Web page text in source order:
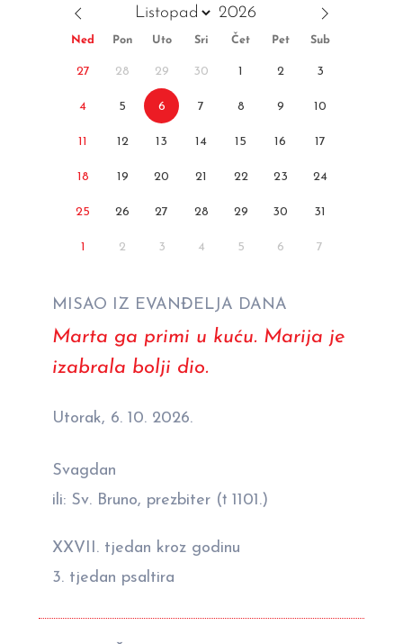
Ned Pon Uto Sri Čet Pet Sub
27 28 29 30 1 2 3
4 5 6 7 8 9 10
11 12 13 14 15 16 17
18 19 20 21 22 23 24
25 26 27 28 29 30 31
1 2 3 4 5 6 7
MISAO IZ EVANĐELJA DANA
Marta ga primi u kuću. Marija je
izabrala bolji dio.
Utorak, 6. 10. 2026.
Svagdan
ili: Sv. Bruno, prezbiter († 1101.)
XXVII. tjedan kroz godinu
3. tjedan psaltira